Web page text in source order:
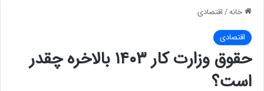
خانه/اقتصادی
اقتصادی
حقوق وزارت کار ۱۴۰۳ بالاخره چقدر
است؟